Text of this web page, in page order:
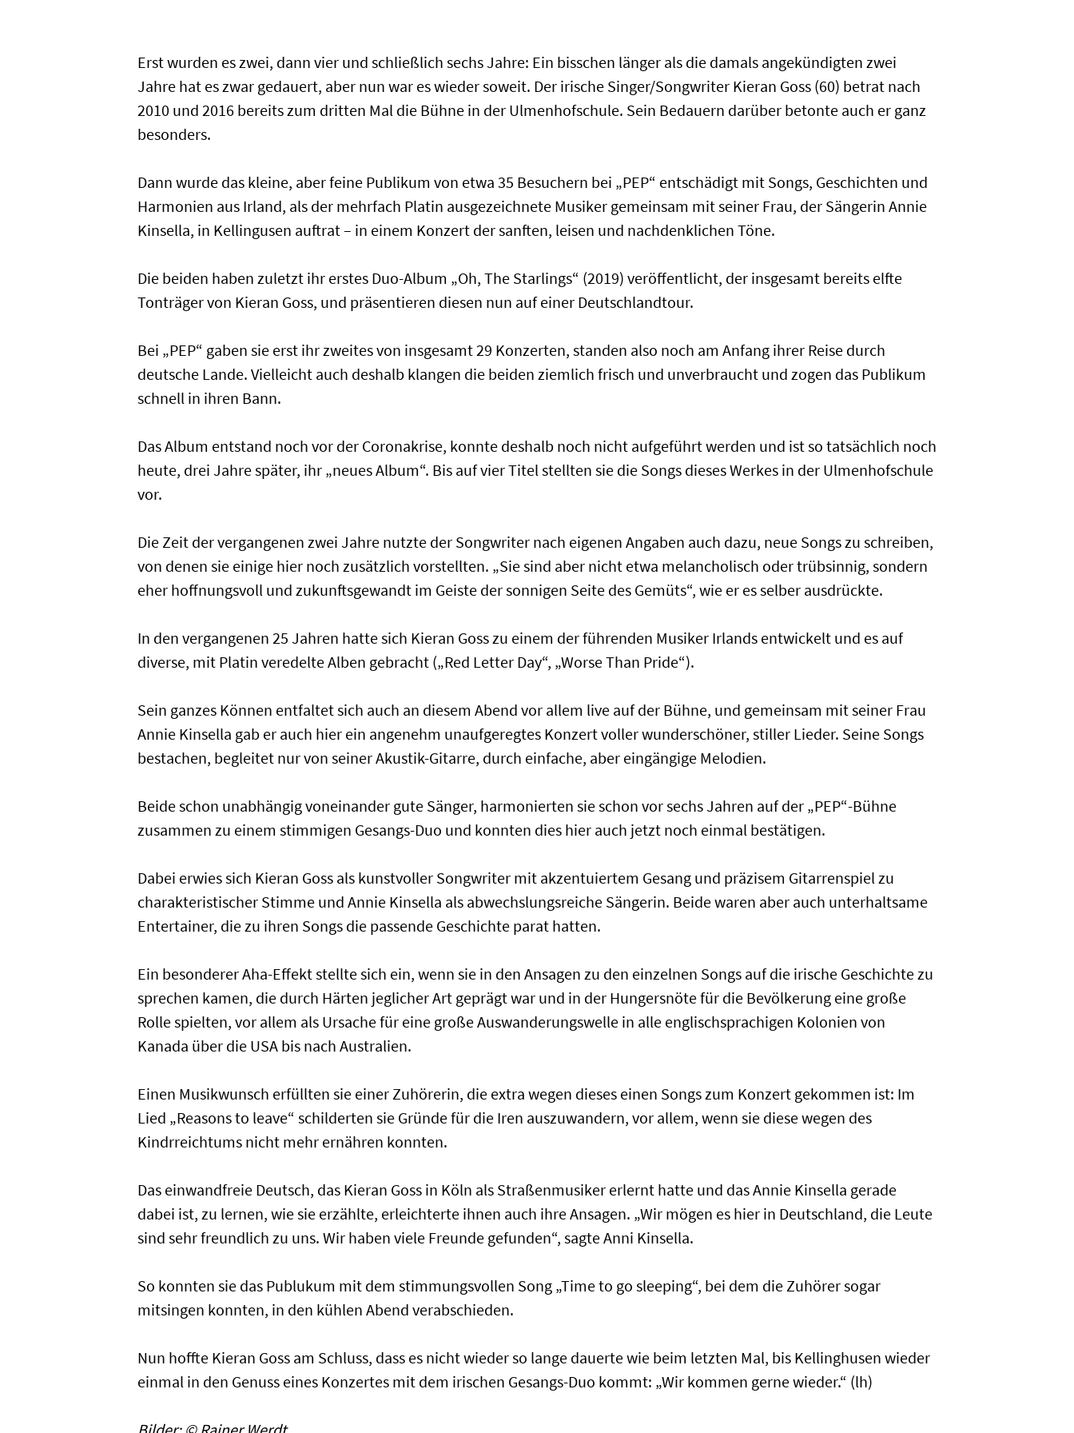
Erst wurden es zwei, dann vier und schließlich sechs Jahre: Ein bisschen länger als die damals angekündigten zwei
Jahre hat es zwar gedauert, aber nun war es wieder soweit. Der irische Singer/Songwriter Kieran Goss (60) betrat nach
2010 und 2016 bereits zum dritten Mal die Bühne in der Ulmenhofschule. Sein Bedauern darüber betonte auch er ganz
besonders.
Dann wurde das kleine, aber feine Publikum von etwa 35 Besuchern bei „PEP“ entschädigt mit Songs, Geschichten und
Harmonien aus Irland, als der mehrfach Platin ausgezeichnete Musiker gemeinsam mit seiner Frau, der Sängerin Annie
Kinsella, in Kellingusen auftrat – in einem Konzert der sanften, leisen und nachdenklichen Töne.
Die beiden haben zuletzt ihr erstes Duo-Album „Oh, The Starlings“ (2019) veröffentlicht, der insgesamt bereits elfte
Tonträger von Kieran Goss, und präsentieren diesen nun auf einer Deutschlandtour.
Bei „PEP“ gaben sie erst ihr zweites von insgesamt 29 Konzerten, standen also noch am Anfang ihrer Reise durch
deutsche Lande. Vielleicht auch deshalb klangen die beiden ziemlich frisch und unverbraucht und zogen das Publikum
schnell in ihren Bann.
Das Album entstand noch vor der Coronakrise, konnte deshalb noch nicht aufgeführt werden und ist so tatsächlich noch
heute, drei Jahre später, ihr „neues Album“. Bis auf vier Titel stellten sie die Songs dieses Werkes in der Ulmenhofschule
vor.
Die Zeit der vergangenen zwei Jahre nutzte der Songwriter nach eigenen Angaben auch dazu, neue Songs zu schreiben,
von denen sie einige hier noch zusätzlich vorstellten. „Sie sind aber nicht etwa melancholisch oder trübsinnig, sondern
eher hoffnungsvoll und zukunftsgewandt im Geiste der sonnigen Seite des Gemüts“, wie er es selber ausdrückte.
In den vergangenen 25 Jahren hatte sich Kieran Goss zu einem der führenden Musiker Irlands entwickelt und es auf
diverse, mit Platin veredelte Alben gebracht („Red Letter Day“, „Worse Than Pride“).
Sein ganzes Können entfaltet sich auch an diesem Abend vor allem live auf der Bühne, und gemeinsam mit seiner Frau
Annie Kinsella gab er auch hier ein angenehm unaufgeregtes Konzert voller wunderschöner, stiller Lieder. Seine Songs
bestachen, begleitet nur von seiner Akustik-Gitarre, durch einfache, aber eingängige Melodien.
Beide schon unabhängig voneinander gute Sänger, harmonierten sie schon vor sechs Jahren auf der „PEP“-Bühne
zusammen zu einem stimmigen Gesangs-Duo und konnten dies hier auch jetzt noch einmal bestätigen.
Dabei erwies sich Kieran Goss als kunstvoller Songwriter mit akzentuiertem Gesang und präzisem Gitarrenspiel zu
charakteristischer Stimme und Annie Kinsella als abwechslungsreiche Sängerin. Beide waren aber auch unterhaltsame
Entertainer, die zu ihren Songs die passende Geschichte parat hatten.
Ein besonderer Aha-Effekt stellte sich ein, wenn sie in den Ansagen zu den einzelnen Songs auf die irische Geschichte zu
sprechen kamen, die durch Härten jeglicher Art geprägt war und in der Hungersnöte für die Bevölkerung eine große
Rolle spielten, vor allem als Ursache für eine große Auswanderungswelle in alle englischsprachigen Kolonien von
Kanada über die USA bis nach Australien.
Einen Musikwunsch erfüllten sie einer Zuhörerin, die extra wegen dieses einen Songs zum Konzert gekommen ist: Im
Lied „Reasons to leave“ schilderten sie Gründe für die Iren auszuwandern, vor allem, wenn sie diese wegen des
Kindrreichtums nicht mehr ernähren konnten.
Das einwandfreie Deutsch, das Kieran Goss in Köln als Straßenmusiker erlernt hatte und das Annie Kinsella gerade
dabei ist, zu lernen, wie sie erzählte, erleichterte ihnen auch ihre Ansagen. „Wir mögen es hier in Deutschland, die Leute
sind sehr freundlich zu uns. Wir haben viele Freunde gefunden“, sagte Anni Kinsella.
So konnten sie das Publukum mit dem stimmungsvollen Song „Time to go sleeping“, bei dem die Zuhörer sogar
mitsingen konnten, in den kühlen Abend verabschieden.
Nun hoffte Kieran Goss am Schluss, dass es nicht wieder so lange dauerte wie beim letzten Mal, bis Kellinghusen wieder
einmal in den Genuss eines Konzertes mit dem irischen Gesangs-Duo kommt: „Wir kommen gerne wieder.“ (lh)